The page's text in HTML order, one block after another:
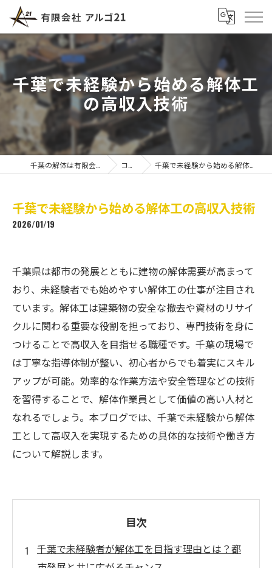
千葉で未経験から始める解体工
の高収入技術
コラム 千葉で未経験から始める解体工の高収入技術
千葉で未経験から始める解体工の高収入技術
2026/01/19
千葉県は都市の発展とともに建物の解体需要が高まって
おり、未経験者でも始めやすい解体工の仕事が注目され
ています。解体工は建築物の安全な撤去や資材のリサイ
クルに関わる重要な役割を担っており、専門技術を身に
つけることで高収入を目指せる職種です。千葉の現場で
は丁寧な指導体制が整い、初心者からでも着実にスキル
アップが可能。効率的な作業方法や安全管理などの技術
を習得することで、解体作業員として価値の高い人材と
なれるでしょう。本ブログでは、千葉で未経験から解体
工として高収入を実現するための具体的な技術や働き方
について解説します。
目次
千葉で未経験者が解体工を目指す理由とは？都